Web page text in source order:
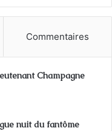
Commentaires
Champagne
nuit du fantôme